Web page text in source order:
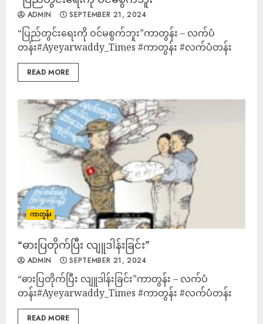
ADMIN SEPTEMBER 21, 2024
“ပြည်တွင်းရေးကို ဝင်မစွက်ဘူး”ကာတွန်း – လက်ပံ
တန်း#Ayeyarwaddy_Times #ကာတွန်း #လက်ပံတန်း
READ MORE
ကာတွန်း
“ဓားပြတိုက်ပြီး လျူဒါန်းခြင်း”
ADMIN SEPTEMBER 21, 2024
“ဓားပြတိုက်ပြီး လျူဒါန်းခြင်း”ကာတွန်း – လက်ပံ
တန်း#Ayeyarwaddy_Times #ကာတွန်း #လက်ပံတန်း
READ MORE